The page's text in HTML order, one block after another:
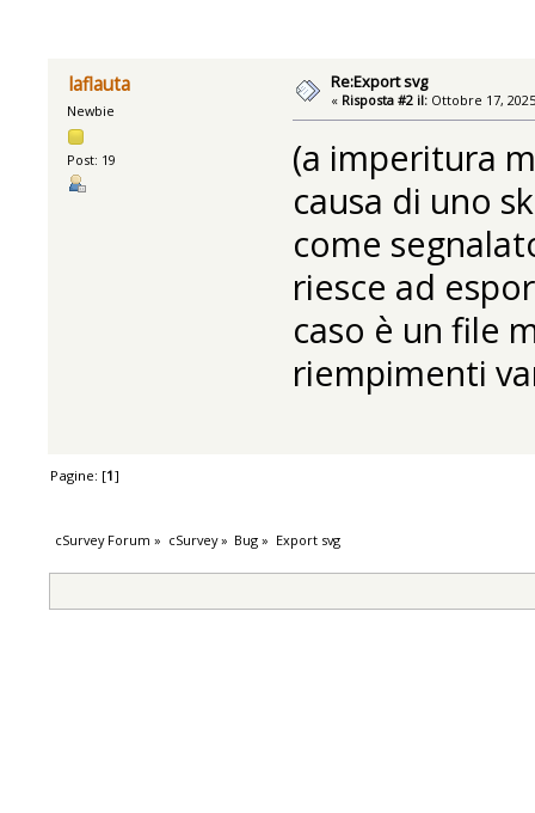
laflauta
Newbie
Post: 19
Re:Export svg
« Risposta #2 il: Ottobre 17,
(a imperitura
causa di uno
come
riesce ad
caso è un file
riempimenti
Pagine: [1]
cSurvey Forum » cSurvey» Bug » Export svg